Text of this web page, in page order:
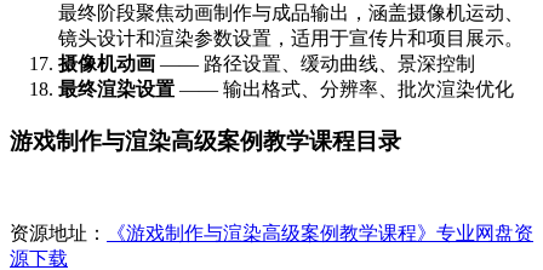
最终阶段聚焦动画制作与成品输出，涵盖摄像机运动、
镜头设计和渲染参数设置，适用于宣传片和项目展示。
摄像机动画 —— 路径设置、缓动曲线、景深控制
最终渲染设置 —— 输出格式、分辨率、批次渲染优化
游戏制作与渲染高级案例教学课程目录
资源地址：
《游戏制作与渲染高级案例教学课程》专业网盘资
源下载